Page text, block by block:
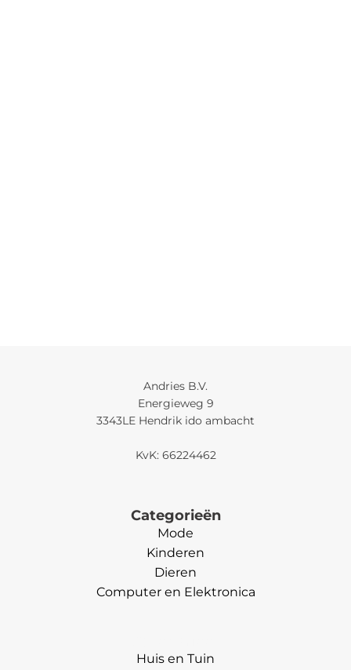
Andries B.V.
Energieweg 9
3343LE Hendrik ido ambacht
KvK: 66224462
Categorieën
Mode
Kinderen
Dieren
Computer en Elektronica
Huis en Tuin